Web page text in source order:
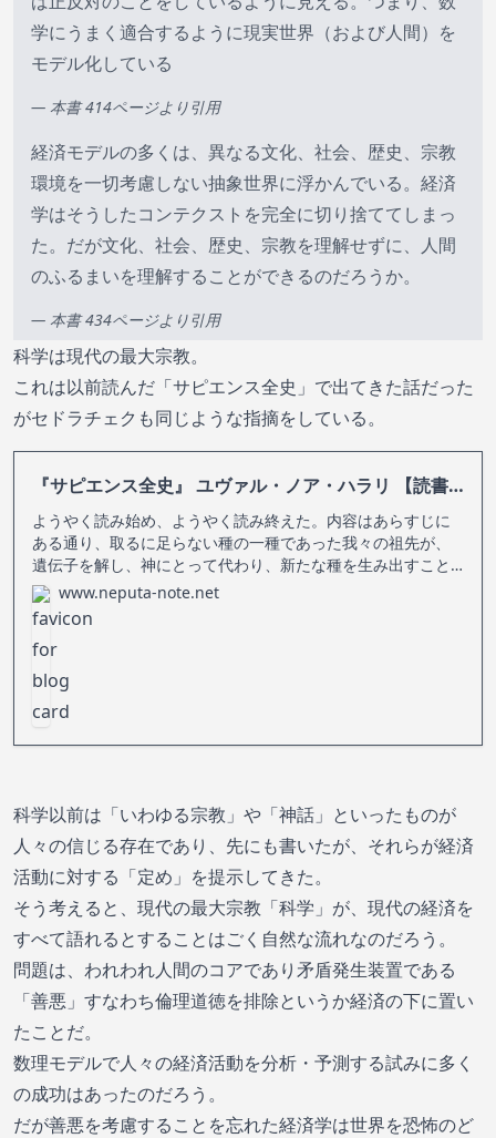
学にうまく適合するように現実世界（および人間）を
モデル化している
— 本書 414ページより引用
経済モデルの多くは、異なる文化、社会、歴史、宗教
環境を一切考慮しない抽象世界に浮かんでいる。経済
学はそうしたコンテクストを完全に切り捨ててしまっ
た。だが文化、社会、歴史、宗教を理解せずに、人間
のふるまいを理解することができるのだろうか。
— 本書 434ページより引用
科学は現代の最大宗教。
これは以前読んだ「サピエンス全史」で出てきた話だった
がセドラチェクも同じような指摘をしている。
『サピエンス全史』 ユヴァル・ノア・ハラリ 【読書感想・あらすじ】
ようやく読み始め、ようやく読み終えた。内容はあらすじに
ある通り、取るに足らない種の一種であった我々の祖先が、
遺伝子を解し、神にとって代わり、新たな種を生み出すこと
も不可能ではない現在へ到達するまでの経緯、現時点での結
果、そして少し先の未来についてが語られた作品である。
www.neputa-note.net
科学以前は「いわゆる宗教」や「神話」といったものが
人々の信じる存在であり、先にも書いたが、それらが経済
活動に対する「定め」を提示してきた。
そう考えると、現代の最大宗教「科学」が、現代の経済を
すべて語れるとすることはごく自然な流れなのだろう。
問題は、われわれ人間のコアであり矛盾発生装置である
「善悪」すなわち倫理道徳を排除というか経済の下に置い
たことだ。
数理モデルで人々の経済活動を分析・予測する試みに多く
の成功はあったのだろう。
だが善悪を考慮することを忘れた経済学は世界を恐怖のど